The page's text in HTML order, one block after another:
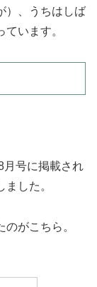
）、うちはしば
います。
月号に掲載され
した。
がこちら。